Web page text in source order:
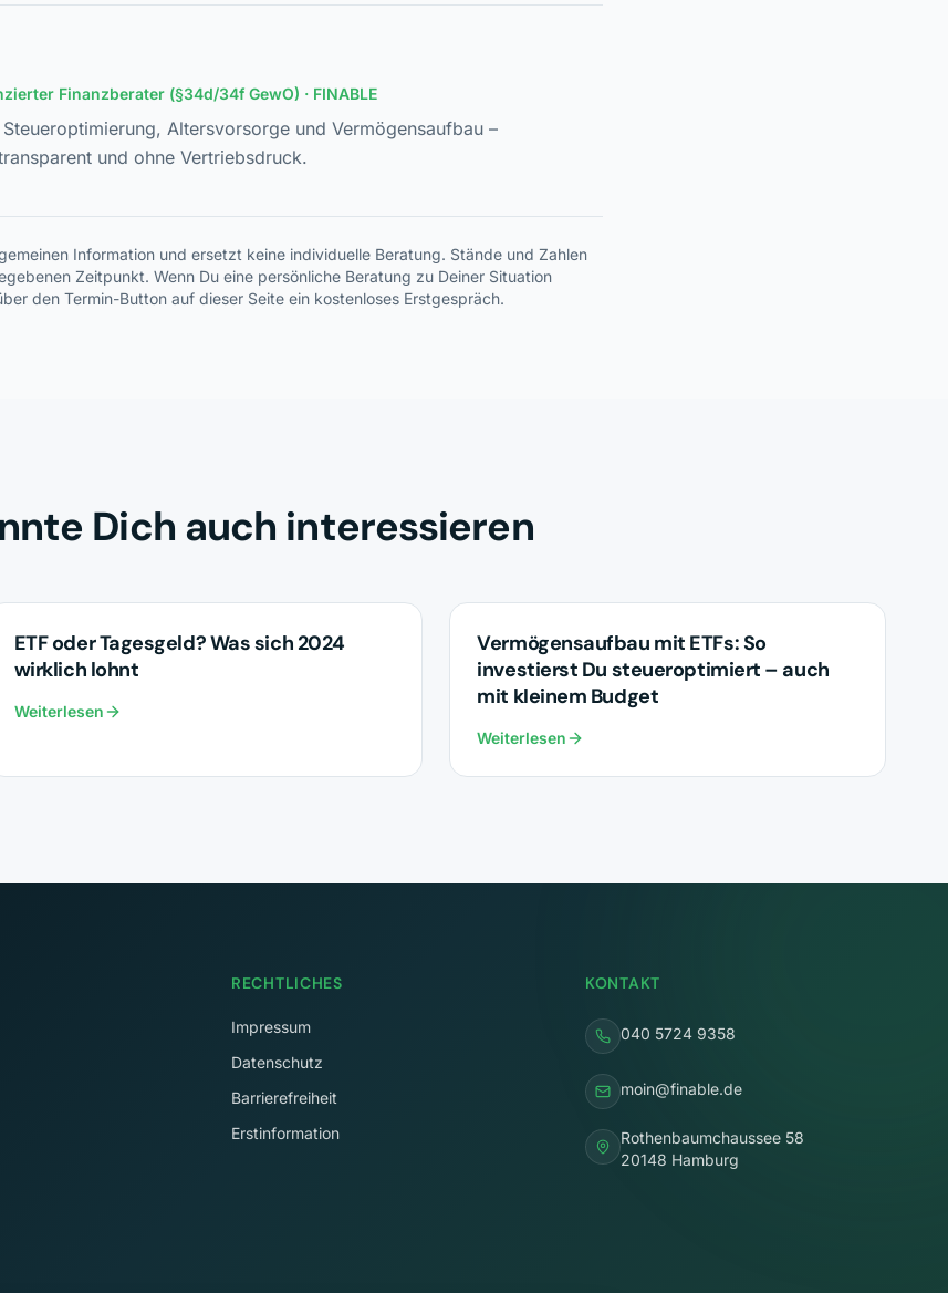
Finanzberater (§34d/34f GewO) · FINABLE
Altersvorsorge und Vermögensaufbau –
und ohne Vertriebsdruck.
Information und ersetzt keine individuelle Beratung. Stände und Zahlen
Zeitpunkt. Wenn Du eine persönliche Beratung zu Deiner Situation
den Termin-Button auf dieser Seite ein kostenloses Erstgespräch.
Dich auch interessieren
INVESTMENTS
ETF oder Tagesgeld? Was sich 2024
wirklich lohnt
Weiterlesen
INVESTMENTS
Vermögensaufbau mit ETFs: So
investierst Du steueroptimiert – auch
mit kleinem Budget
Weiterlesen
RECHTLICHES
Impressum
Datenschutz
Barrierefreiheit
Erstinformation
KONTAKT
040 5724 9358
moin@finable.de
Rothenbaumchaussee 58
20148 Hamburg